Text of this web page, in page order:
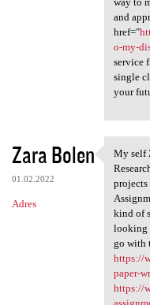
and
href="
o-my-
service
single
your
Zara Bolen
01.02.2022
Adres
My self
My self
kind of
looking
go with
https://
paper-
https://